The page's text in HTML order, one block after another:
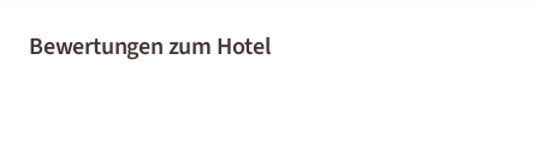
Bewertungen zum Hotel